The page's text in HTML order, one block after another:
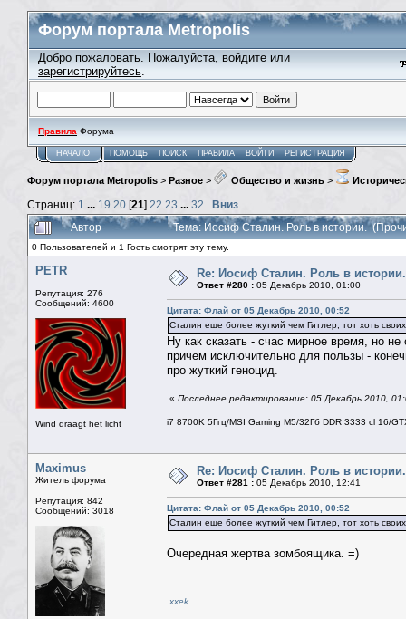
Форум портала Metropolis
Добро пожаловать. Пожалуйста, войдите или
зарегистрируйтесь.
Правила Форума
НАЧАЛО ПОМОЩЬ ПОИСК ПРАВИЛА ВОЙТИ РЕГИСТРАЦИЯ
Форум портала Metropolis > Разное > Общество и жизнь >
Страниц: 1 ... 19 20 [21] 22 23 ... 32
Вниз
Автор
Тема: Иосиф Сталин. Роль в истории.
0 Пользователей и 1 Гость смотрят эту тему.
PETR
Репутация: 276
Сообщений: 4600
Wind draagt het licht
Re: Иосиф Сталин. Роль в истории.
Ответ #280 : 05 Декабрь 2010, 01:00
Цитата: Флай от 05 Декабрь 2010, 00:52
Cталин еще более жуткий чем Гитлер, тот хоть
Ну как сказать - счас мирное время, но
причем исключительно для пользы -
про жуткий геноцид.
« Последнее редактирование: 05 Декабрь 2010,
i7 8700K 5Ггц/MSI Gaming M5/32Гб DDR 3333 cl 16/
Maximus
Житель форума
Репутация: 842
Сообщений: 3018
Re: Иосиф Сталин. Роль в истории.
Ответ #281 : 05 Декабрь 2010, 12:41
Цитата: Флай от 05 Декабрь 2010, 00:52
Cталин еще более жуткий чем Гитлер, тот хоть
Очередная жертва зомбоящика. =)
xxek